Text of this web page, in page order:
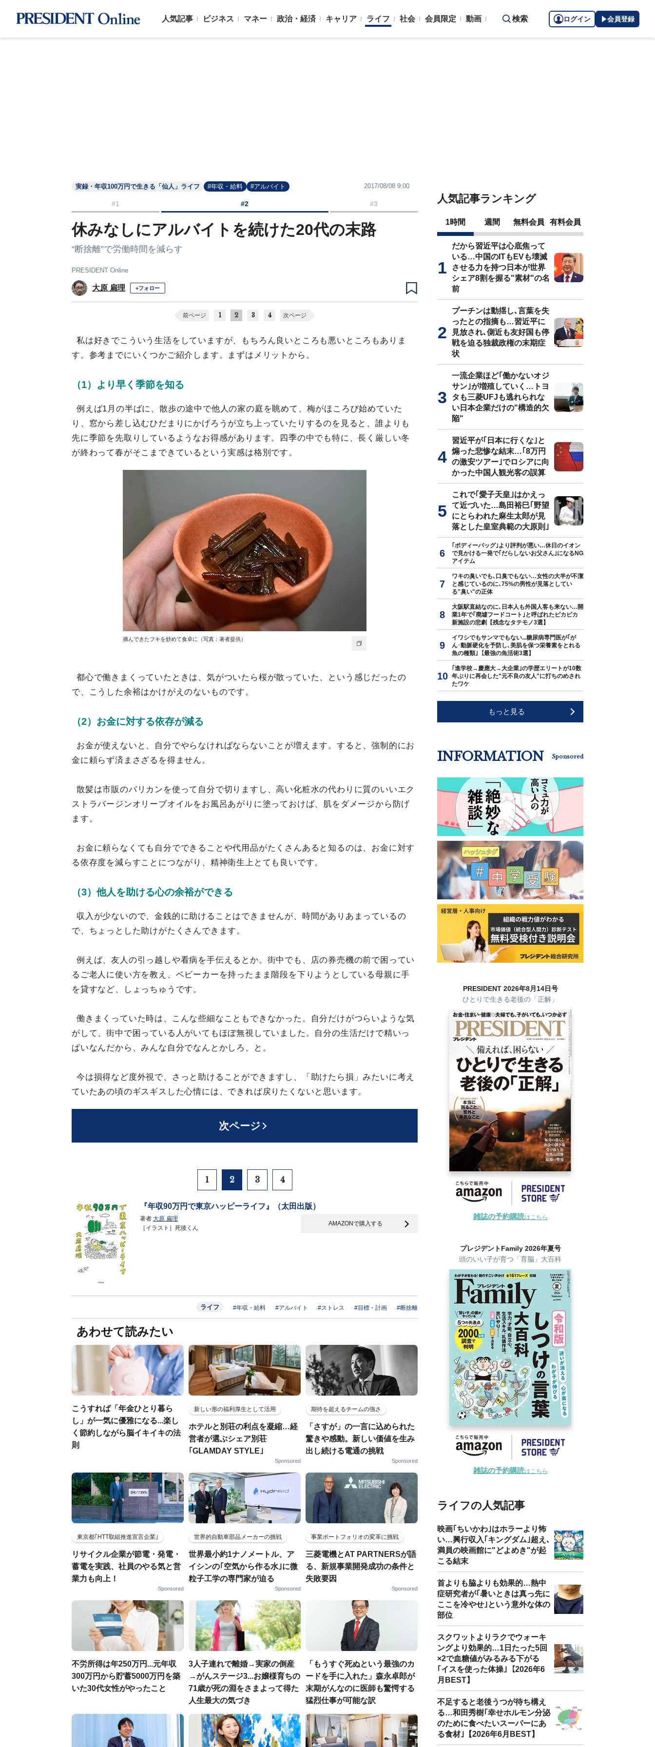
人気記事 ビジネス マネー 政治・経済 キャリア ライフ 社会 会員限定 動画 検索 ログイン 会員登録
実録・年収100万円で生きる「仙人」ライフ #年収・給料 #アルバイト 2017/08/08 9:00
#1 #2 #3
休みなしにアルバイトを続けた20代の末路
“断捨離”で労働時間を減らす
PRESIDENT Online
大原 扁理 +フォロー
前ページ 1 2 3 4 次ページ
私は好きでこういう生活をしていますが、もちろん良いところも悪いところもありま
す。参考までにいくつかご紹介します。まずはメリットから。
（1）より早く季節を知る
例えば1月の半ばに、散歩の途中で他人の家の庭を眺めて、梅がほころび始めていた
り、窓から差し込むひだまりにかげろうが立ち上っていたりするのを見ると、誰よりも
先に季節を先取りしているようなお得感があります。四季の中でも特に、長く厳しい冬
が終わって春がそこまできているという実感は格別です。
摘んできたフキを炒めて食卓に（写真：著者提供）
都心で働きまくっていたときは、気がついたら桜が散っていた、という感じだったの
で、こうした余裕はかけがえのないものです。
（2）お金に対する依存が減る
お金が使えないと、自分でやらなければならないことが増えます。すると、強制的にお
金に頼らず済まさざるを得ません。
散髪は市販のバリカンを使って自分で切りますし、高い化粧水の代わりに質のいいエク
ストラバージンオリーブオイルをお風呂あがりに塗っておけば、肌をダメージから防げ
ます。
お金に頼らなくても自分でできることや代用品がたくさんあると知るのは、お金に対す
る依存度を減らすことにつながり、精神衛生上とても良いです。
（3）他人を助ける心の余裕ができる
収入が少ないので、金銭的に助けることはできませんが、時間がありあまっているの
で、ちょっとした助けがたくさんできます。
例えば、友人の引っ越しや看病を手伝えるとか。街中でも、店の券売機の前で困ってい
るご老人に使い方を教え、ベビーカーを持ったまま階段を下りようとしている母親に手
を貸すなど、しょっちゅうです。
働きまくっていた時は、こんな些細なこともできなかった。自分だけがつらいような気
がして、街中で困っている人がいてもほぼ無視していました。自分の生活だけで精いっ
ぱいなんだから、みんな自分でなんとかしろ、と。
今は損得など度外視で、さっと助けることができますし、「助けたら損」みたいに考え
ていたあの頃のギスギスした心情には、できれば戻りたくないと思います。
次ページ
1 2 3 4
『年収90万円で東京ハッピーライフ』（太田出版）
著者 大原 扁理
［イラスト］死後くん
AMAZONで購入する
ライフ #年収・給料 #アルバイト #ストレス #目標・計画 #断捨離
あわせて読みたい
こうすれば「年金ひとり暮ら
し」が一気に優雅になる...楽し
く節約しながら脳イキイキの法
則
新しい形の福利厚生として活用
ホテルと別荘の利点を凝縮…経
営者が選ぶシェア別荘
｢GLAMDAY STYLE｣
Sponsored
期待を超えるチームの強さ
「さすが」の一言に込められた
驚きや感動。新しい価値を生み
出し続ける電通の挑戦
Sponsored
東京都｢HTT取組推進宣言企業｣
リサイクル企業が節電・発電・
蓄電を実践、社員のやる気と営
業力も向上！
Sponsored
世界的自動車部品メーカーの挑戦
世界最小約1ナノメートル、ア
イシンの｢空気から作る水｣に微
粒子工学の専門家が迫る
Sponsored
事業ポートフォリオの変革に挑戦
三菱電機とAT PARTNERSが語
る、新規事業開発成功の条件と
失敗要因
Sponsored
不労所得は年250万円...元年収
300万円から貯蓄5000万円を築
いた30代女性がやったこと
3人子連れで離婚→実家の倒産
→がんステージ3...お嬢様育ちの
71歳が死の淵をさまよって得た
人生最大の気づき
「もうすぐ死ぬという最強のカ
ードを手に入れた」森永卓郎が
末期がんなのに医師も驚愕する
猛烈仕事が可能な訳
人気記事ランキング
1時間 週間 無料会員 有料会員
だから習近平は心底焦って
いる…中国のITもEVも壊滅
させる力を持つ日本が世界
シェア8割を握る"素材"の名
前
プーチンは動揺し､言葉を失
ったとの指摘も…習近平に
見放され､側近も友好国も停
戦を迫る独裁政権の末期症
状
一流企業ほど｢働かないオジ
サン｣が増殖していく…トヨ
タも三菱UFJも逃れられな
い日本企業だけの"構造的欠
陥"
習近平が｢日本に行くな｣と
煽った悲惨な結末…｢8万円
の激安ツアー｣でロシアに向
かった中国人観光客の誤算
これで｢愛子天皇｣はかえっ
て近づいた…島田裕巳｢野望
にとらわれた麻生太郎が見
落とした皇室典範の大原則｣
｢ボディーバッグ｣より評判が悪い…休日のイオン
で見かける一発で｢だらしないお父さん｣になるNG
アイテム
ワキの臭いでも､口臭でもない…女性の大半が不潔
と感じているのに､75%の男性が見落としてい
る"臭い"の正体
大阪駅直結なのに､日本人も外国人客も来ない…開
業1年で｢廃墟フードコート｣と呼ばれたピカピカ
新施設の悲劇【残念なタテモノ3選】
イワシでもサンマでもない...糖尿病専門医が｢が
ん･動脈硬化を予防し､美肌を保つ栄養素をとれる
魚の種類｣【最強の魚活術3選】
｢進学校→慶應大→大企業｣の学歴エリートが10数
年ぶりに再会した"元不良の友人"に打ちのめされ
たワケ
もっと見る
INFORMATION Sponsored
PRESIDENT 2026年8月14日号
ひとりで生きる老後の「正解」
雑誌の予約購読はこちら
プレジデントFamily 2026年夏号
頭のいい子が育つ「育脳」大百科
雑誌の予約購読はこちら
ライフの人気記事
映画｢ちいかわ｣はホラーより怖
い…興行収入｢キングダム｣超え､
満員の映画館に"どよめき"が起
こる結末
首よりも脇よりも効果的…熱中
症研究者が｢暑いときは真っ先に
ここを冷やせ｣という意外な体の
部位
スクワットよりラクでウォーキ
ングより効果的…1日たった5回
×2で血糖値がみるみる下がる
｢イスを使った体操｣【2026年6
月BEST】
不足すると老後うつが待ち構え
る…和田秀樹｢幸せホルモン分泌
のために食べたいスーパーにあ
る食材｣【2026年6月BEST】